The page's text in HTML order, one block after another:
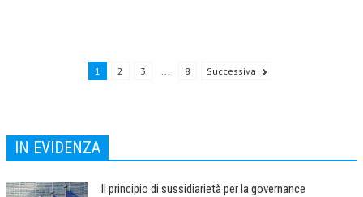
CORSI ENTI TERZI
PUBBLICAZIONI
1 2 3 ... 8 Successiva
IN EVIDENZA
Il principio di sussidiarietà per la governance